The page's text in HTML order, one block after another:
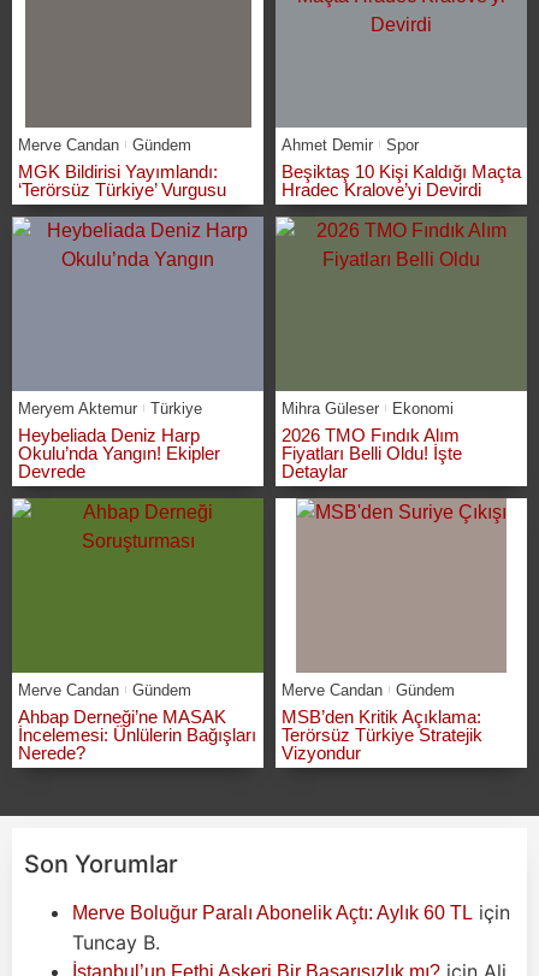
Merve Candan Gündem
MGK Bildirisi Yayımlandı:
‘Terörsüz Türkiye’ Vurgusu
Ahmet Demir Spor
Beşiktaş 10 Kişi Kaldığı Maçta
Hradec Kralove’yi Devirdi
Meryem Aktemur Türkiye
Heybeliada Deniz Harp
Okulu’nda Yangın! Ekipler
Devrede
Mihra Güleser Ekonomi
2026 TMO Fındık Alım
Fiyatları Belli Oldu! İşte
Detaylar
Merve Candan Gündem
Ahbap Derneği’ne MASAK
İncelemesi: Ünlülerin Bağışları
Nerede?
Merve Candan Gündem
MSB’den Kritik Açıklama:
Terörsüz Türkiye Stratejik
Vizyondur
Son Yorumlar
Merve Boluğur Paralı Abonelik Açtı: Aylık 60 TL için
Tuncay B.
İstanbul’un Fethi Askeri Bir Başarısızlık mı? için Ali